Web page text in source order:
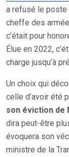
a refusé le poste
cheffe des
c’était pour
Élue en 2022,
charge jusqu’à
Un choix qui
celle d’avoir été
son éviction de
dira peut-être
évoquera son
ministre de la